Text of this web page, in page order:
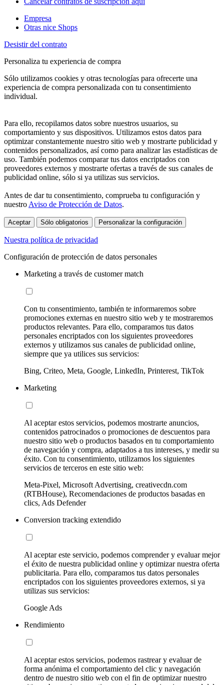
Empresa
Otras nice Shops
Desistir del contrato
Personaliza tu experiencia de compra
Sólo utilizamos cookies y otras tecnologías para ofrecerte una
experiencia de compra personalizada con tu consentimiento
individual.
Para ello, recopilamos datos sobre nuestros usuarios, su
comportamiento y sus dispositivos. Utilizamos estos datos para
optimizar constantemente nuestro sitio web y mostrarte publicidad y
contenidos personalizados, así como para analizar las estadísticas de
uso. También podemos comparar tus datos encriptados con
proveedores externos y mostrarte ofertas a través de sus canales de
publicidad online, sólo si ya utilizas sus servicios.
Antes de dar tu consentimiento, comprueba tu configuración y
nuestro Aviso de Protección de Datos.
Aceptar Sólo obligatorios Personalizar la configuración
Nuestra política de privacidad
Configuración de protección de datos personales
Marketing a través de customer match
Con tu consentimiento, también te informaremos sobre
promociones externas en nuestro sitio web y te mostraremos
productos relevantes. Para ello, comparamos tus datos
personales encriptados con los siguientes proveedores
externos y utilizamos sus canales de publicidad online,
siempre que ya utilices sus servicios:
Bing, Criteo, Meta, Google, LinkedIn, Printerest, TikTok
Marketing
Al aceptar estos servicios, podemos mostrarte anuncios,
contenidos patrocinados o promociones de descuentos para
nuestro sitio web o productos basados en tu comportamiento
de navegación y compra, adaptados a tus intereses, y medir su
éxito. Con tu consentimiento, utilizamos los siguientes
servicios de terceros en este sitio web:
Meta-Pixel, Microsoft Advertising, creativecdn.com
(RTBHouse), Recomendaciones de productos basadas en
clics, Ads Defender
Conversion tracking extendido
Al aceptar este servicio, podemos comprender y evaluar mejor
el éxito de nuestra publicidad online y optimizar nuestra oferta
publicitaria. Para ello, comparamos tus datos personales
encriptados con los siguientes proveedores externos, si ya
utilizas sus servicios:
Google Ads
Rendimiento
Al aceptar estos servicios, podemos rastrear y evaluar de
forma anónima el comportamiento del clic y navegación
dentro de nuestro sitio web con el fin de optimizar nuestro